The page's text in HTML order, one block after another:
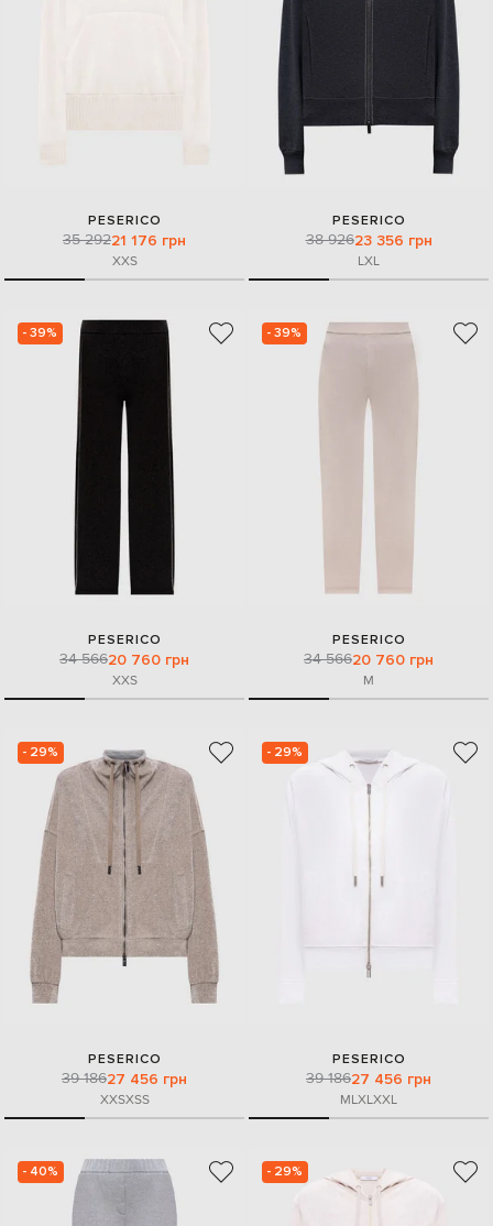
PESERICO
35 29221 176 грн
XXS
PESERICO
38 92623 356 грн
LXL
- 39%
PESERICO
34 56620 760 грн
XXS
- 39%
PESERICO
34 56620 760 грн
M
- 29%
PESERICO
39 18627 456 грн
XXSXSS
- 29%
PESERICO
39 18627 456 грн
MLXLXXL
- 40% - 29%